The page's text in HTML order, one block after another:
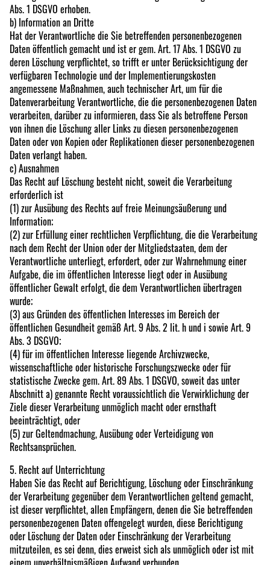
Abs. 1 DSGVO erhoben.
b) Information an Dritte
Hat der Verantwortliche die Sie betreffenden personenbezogenen
Daten öffentlich gemacht und ist er gem. Art. 17 Abs. 1 DSGVO zu
deren Löschung verpflichtet, so trifft er unter Berücksichtigung der
verfügbaren Technologie und der Implementierungskosten
angemessene Maßnahmen, auch technischer Art, um für die
Datenverarbeitung Verantwortliche, die die personenbezogenen Daten
verarbeiten, darüber zu informieren, dass Sie als betroffene Person
von ihnen die Löschung aller Links zu diesen personenbezogenen
Daten oder von Kopien oder Replikationen dieser personenbezogenen
Daten verlangt haben.
c) Ausnahmen
Das Recht auf Löschung besteht nicht, soweit die Verarbeitung
erforderlich ist
(1) zur Ausübung des Rechts auf freie Meinungsäußerung und
Information;
(2) zur Erfüllung einer rechtlichen Verpflichtung, die die Verarbeitung
nach dem Recht der Union oder der Mitgliedstaaten, dem der
Verantwortliche unterliegt, erfordert, oder zur Wahrnehmung einer
Aufgabe, die im öffentlichen Interesse liegt oder in Ausübung
öffentlicher Gewalt erfolgt, die dem Verantwortlichen übertragen
wurde;
(3) aus Gründen des öffentlichen Interesses im Bereich der
öffentlichen Gesundheit gemäß Art. 9 Abs. 2 lit. h und i sowie Art. 9
Abs. 3 DSGVO;
(4) für im öffentlichen Interesse liegende Archivzwecke,
wissenschaftliche oder historische Forschungszwecke oder für
statistische Zwecke gem. Art. 89 Abs. 1 DSGVO, soweit das unter
Abschnitt a) genannte Recht voraussichtlich die Verwirklichung der
Ziele dieser Verarbeitung unmöglich macht oder ernsthaft
beeinträchtigt, oder
(5) zur Geltendmachung, Ausübung oder Verteidigung von
Rechtsansprüchen.
5. Recht auf Unterrichtung
Haben Sie das Recht auf Berichtigung, Löschung oder Einschränkung
der Verarbeitung gegenüber dem Verantwortlichen geltend gemacht,
ist dieser verpflichtet, allen Empfängern, denen die Sie betreffenden
personenbezogenen Daten offengelegt wurden, diese Berichtigung
oder Löschung der Daten oder Einschränkung der Verarbeitung
mitzuteilen, es sei denn, dies erweist sich als unmöglich oder ist mit